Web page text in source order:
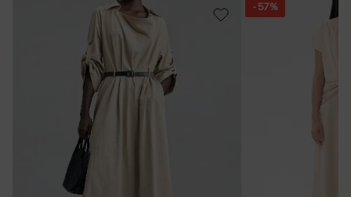
- 57%